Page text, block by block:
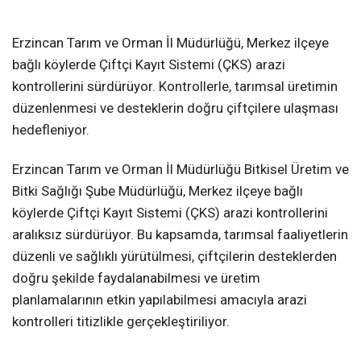
Erzincan Tarım ve Orman İl Müdürlüğü, Merkez ilçeye
bağlı köylerde Çiftçi Kayıt Sistemi (ÇKS) arazi
kontrollerini sürdürüyor. Kontrollerle, tarımsal üretimin
düzenlenmesi ve desteklerin doğru çiftçilere ulaşması
hedefleniyor.
Erzincan Tarım ve Orman İl Müdürlüğü Bitkisel Üretim ve
Bitki Sağlığı Şube Müdürlüğü, Merkez ilçeye bağlı
köylerde Çiftçi Kayıt Sistemi (ÇKS) arazi kontrollerini
aralıksız sürdürüyor. Bu kapsamda, tarımsal faaliyetlerin
düzenli ve sağlıklı yürütülmesi, çiftçilerin desteklerden
doğru şekilde faydalanabilmesi ve üretim
planlamalarının etkin yapılabilmesi amacıyla arazi
kontrolleri titizlikle gerçekleştiriliyor.